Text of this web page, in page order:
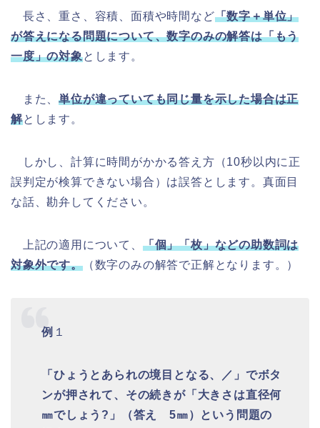
⾧さ、重さ、容積、面積や時間など「数字＋単位」
が答えになる問題について、数字のみの解答は「もう
一度」の対象とします。
また、単位が違っていても同じ量を示した場合は正
解とします。
しかし、計算に時間がかかる答え方（10秒以内に正
誤判定が検算できない場合）は誤答とします。真面目
な話、勘弁してください。
上記の適用について、 「個」「枚」などの助数詞は
対象外です。（数字のみの解答で正解となります。）
例 １
「ひょうとあられの境目となる、／」でボタ
ンが押されて、その続きが「大きさは直径何
㎜でしょう?」（答え 5㎜）という問題の